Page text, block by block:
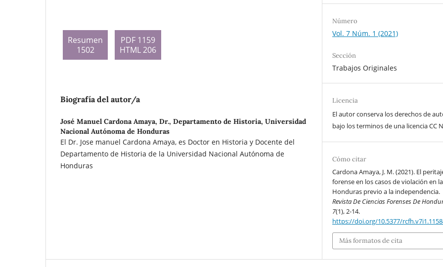
Resumen
1502
PDF 1159
HTML 206
Biografía del autor/a
José Manuel Cardona Amaya, Dr., Departamento de Historia, Universidad
Nacional Autónoma de Honduras
El Dr. Jose manuel Cardona Amaya, es Doctor en Historia y Docente del
Departamento de Historia de la Universidad Nacional Autónoma de
Honduras
Número
Vol. 7 Núm. 1 (2021)
Sección
Trabajos Originales
Licencia
El autor conserva los derechos de
bajo los terminos de una licencia CC
Cómo citar
Cardona Amaya, J. M. (2021). El
forense en los casos de violación en la
Honduras previo a la independencia.
Revista De Ciencias Forenses De
7(1), 2-14.
https://doi.org/10.5377/
Más formatos de cita